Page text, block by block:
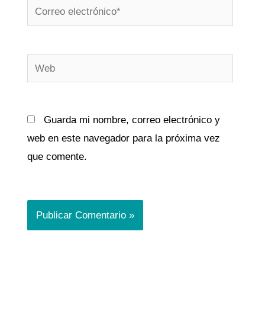
Correo
electrónico*
Web
Guarda mi nombre, correo electrónico y
web en este navegador para la próxima vez
que comente.